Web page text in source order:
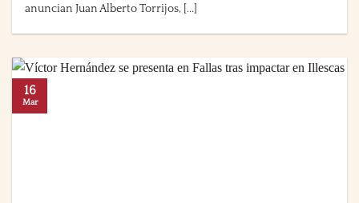
anuncian Juan Alberto Torrijos, [...]
16
Mar